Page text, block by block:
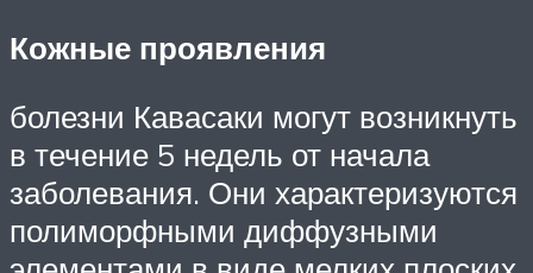
Кожные проявления
болезни Кавасаки могут возникнуть
в течение 5 недель от начала
заболевания. Они характеризуются
полиморфными диффузными